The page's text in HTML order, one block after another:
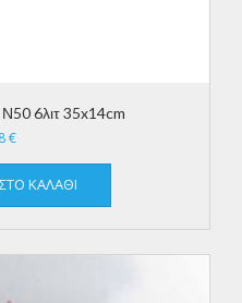
6λιτ 35x14cm
€
ΚΑΛΆΘΙ